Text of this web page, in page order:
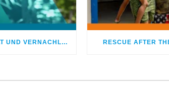
MISSHANDELT UND VERNACHLÄSSIGT – DOCH GOTT HEILTE MEINE WUNDEN RESCUE AFTER